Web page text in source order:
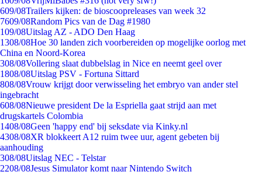
609/08Trailers kijken: de bioscoopreleases van week 32
7609/08Random Pics van de Dag #1980
109/08Uitslag AZ - ADO Den Haag
1308/08Hoe 30 landen zich voorbereiden op mogelijke oorlog met
China en Noord-Korea
308/08Vollering slaat dubbelslag in Nice en neemt geel over
1808/08Uitslag PSV - Fortuna Sittard
808/08Vrouw krijgt door verwisseling het embryo van ander stel
ingebracht
608/08Nieuwe president De la Espriella gaat strijd aan met
drugskartels Colombia
1408/08Geen 'happy end' bij seksdate via Kinky.nl
4308/08XR blokkeert A12 ruim twee uur, agent gebeten bij
aanhouding
308/08Uitslag NEC - Telstar
2208/08Jesus Simulator komt naar Nintendo Switch